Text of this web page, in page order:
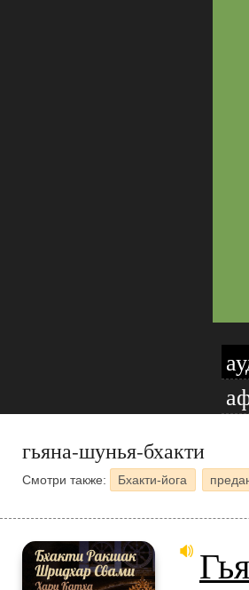
гьяна-шунья-бхакти
Смотри также: Бхакти-йога